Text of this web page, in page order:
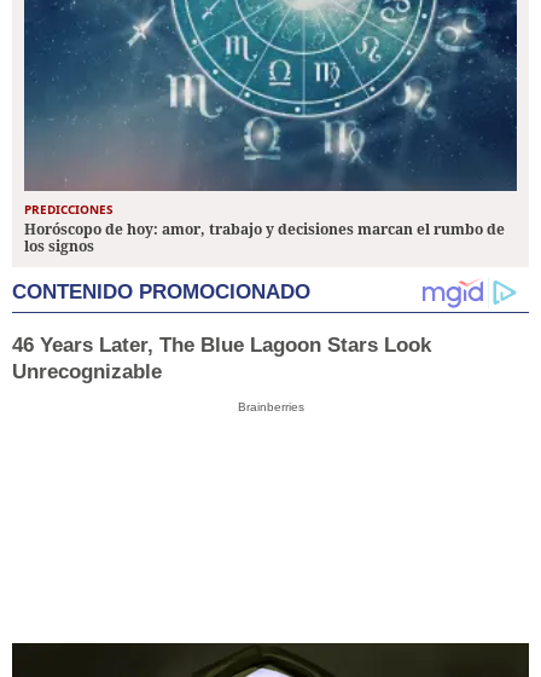
PREDICCIONES
Horóscopo de hoy: amor, trabajo y decisiones marcan el rumbo de
los signos
CONTENIDO PROMOCIONADO
46 Years Later, The Blue Lagoon Stars Look
Unrecognizable
Brainberries